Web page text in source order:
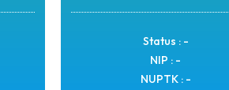
Status : -
NIP : -
NUPTK : -